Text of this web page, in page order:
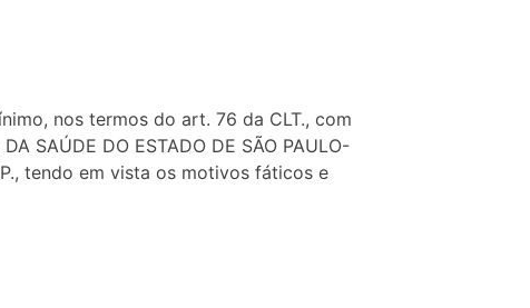
nos termos do art. 76 da CLT., com
SAÚDE DO ESTADO DE SÃO PAULO-
tendo em vista os motivos fáticos e